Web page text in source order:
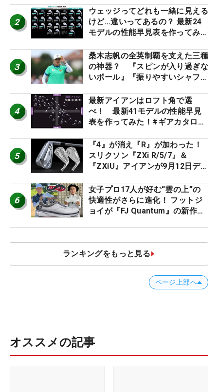
2
ウェッジってどれも一緒に見える
けど…違いってあるの？ 最新24
モデルの性能早見表を作ってみ
3
桑木志帆の全英制覇を支えた三種
の神器？ 『スピンが入り過ぎな
いボール』『振りやすいシャフ
ー』 #女子プロセッティング
4
最新アイアンはロフト角で選
べ！ 最新41モデルの性能早見
表を作ってみた！#ギアカタログ
5
『4』が消え『R』が加わった！
スリクソン『ZXi R/5/7』＆
『ZXiU』アイアンが9月12日デ
6
女子プロ17人が好む“雲の上”の
快適性がさらに進化！ フットジ
ョイが『FJ Quantum』の新作を
ランキングをもっと見る
ページ上部へ
オススメの記事